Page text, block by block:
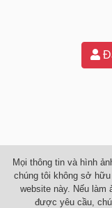
Mọi thông tin và hình
chúng tôi không sở
website này. Nếu làm
được yêu cầu,